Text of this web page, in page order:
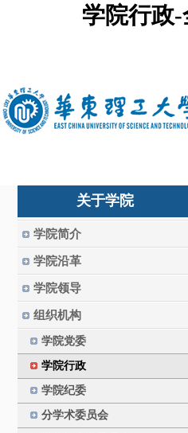
学院行政
关于学院
学院简介
学院沿革
学院领导
组织机构
学院党委
学院行政
学院纪委
分学术委员会